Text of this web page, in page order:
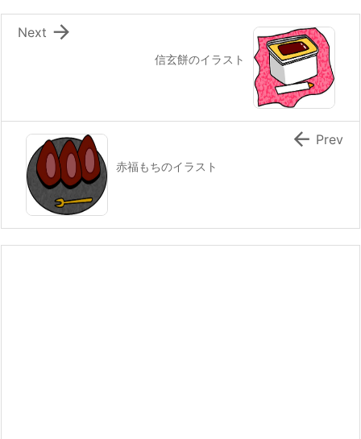
信玄餅のイラスト

Next
赤福もちのイラスト
 Prev